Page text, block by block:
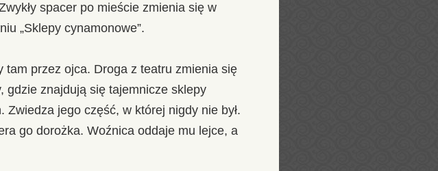
spacer po mieście zmienia się w
„Sklepy cynamonowe”.
tam przez ojca. Droga z teatru zmienia się
gdzie znajdują się tajemnicze sklepy
jego część, w której nigdy nie był.
go dorożka. Woźnica oddaje mu lejce, a